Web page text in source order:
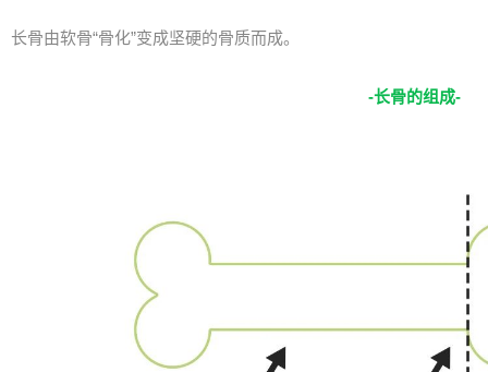
长骨由软骨“骨化”变成坚硬的骨质而成。
-长骨的组成-